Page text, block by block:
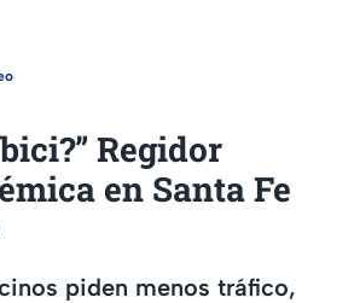
Regidor
en Santa Fe
piden menos tráfico,